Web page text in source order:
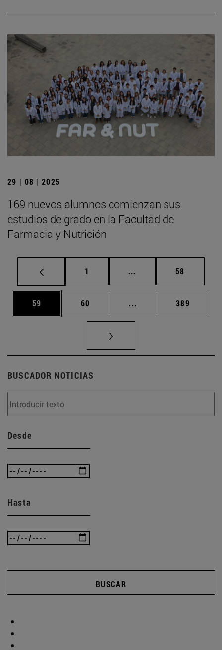
29 | 08 | 2025
169 nuevos alumnos comienzan sus
estudios de grado en la Facultad de
Farmacia y Nutrición
Página
1 ... Páginas intermedias
Página
58
Página
59 Página
60 ... Páginas intermedias
Página
389
BUSCADOR NOTICIAS
Desde
Hasta
BUSCAR